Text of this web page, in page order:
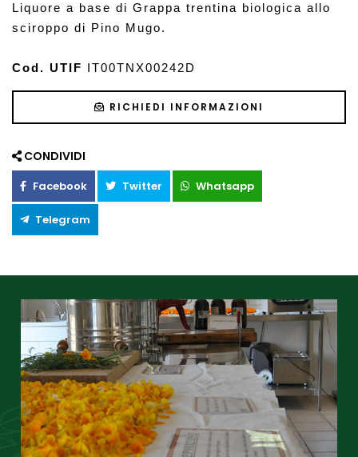
Liquore a base di Grappa trentina biologica allo
sciroppo di Pino Mugo.
Cod. UTIF IT00TNX00242D
RICHIEDI INFORMAZIONI
CONDIVIDI
Facebook Twitter Whatsapp
Telegram